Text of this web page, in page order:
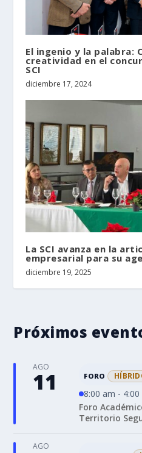
El ingenio y la palabra:
creatividad en el
SCI
diciembre 17, 2024
La SCI avanza en la
empresarial para su
diciembre 19, 2025
Próximos
AGO
11 FORO
8:00 am -
Foro
Territorio
AGO